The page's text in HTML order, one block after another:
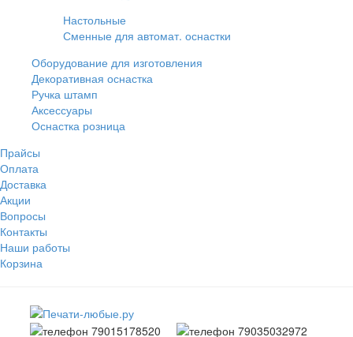
Настольные
Сменные для автомат. оснастки
Оборудование для изготовления
Декоративная оснастка
Ручка штамп
Аксессуары
Оснастка розница
Прайсы
Оплата
Доставка
Акции
Вопросы
Контакты
Наши работы
Корзина